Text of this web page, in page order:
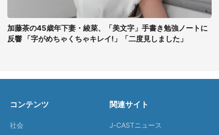
加藤茶の45歳年下妻・綾菜、「美文字」手書き勉強ノートに
反響 「字がめちゃくちゃキレイ!」「二度見しました」
コンテンツ
社会
関連サイト
J-CASTニュース